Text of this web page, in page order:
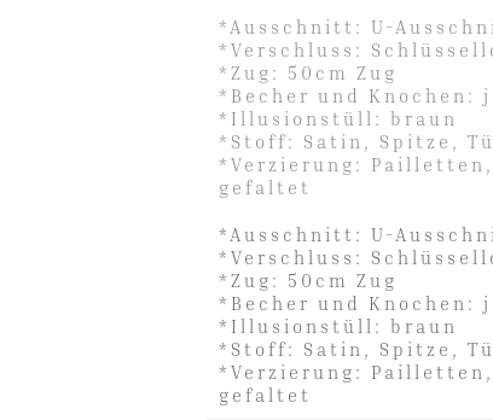
*Ausschnitt: U-
*Verschluss:
*Zug: 50cm Zug
*Becher und Knochen:
*Illusionstüll: braun
*Stoff: Satin, Spitze,
*Verzierung:
gefaltet
*Ausschnitt: U-
*Verschluss:
*Zug: 50cm Zug
*Becher und Knochen:
*Illusionstüll: braun
*Stoff: Satin, Spitze,
*Verzierung:
gefaltet